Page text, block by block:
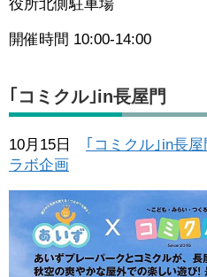
役所北側駐車場
開催時間 10:00-14:00
｢コミクル｣in長屋門
10月15日
｢コミクル｣in長
ラボ企画